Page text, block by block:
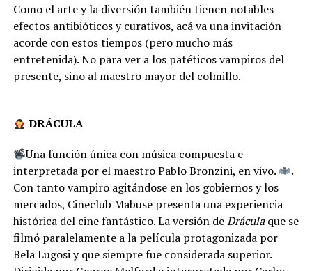
Como el arte y la diversión también tienen notables
efectos antibióticos y curativos, acá va una invitación
acorde con estos tiempos (pero mucho más
entretenida). No para ver a los patéticos vampiros del
presente, sino al maestro mayor del colmillo.
DRÁCULA
Una función única con música compuesta e
interpretada por el maestro Pablo Bronzini, en vivo.
.
Con tanto vampiro agitándose en los gobiernos y los
mercados, Cineclub Mabuse presenta una experiencia
histórica del cine fantástico. La versión deDráculaque se
filmó paralelamente a la película protagonizada por
Bela Lugosi y que siempre fue considerada superior.